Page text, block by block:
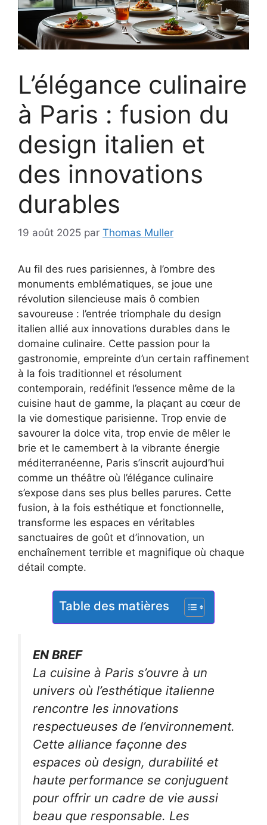
L’élégance culinaire
à Paris : fusion du
design italien et
des innovations
durables
19 août 2025 par Thomas Muller
Au fil des rues parisiennes, à l’ombre des
monuments emblématiques, se joue une
révolution silencieuse mais ô combien
savoureuse : l’entrée triomphale du design
italien allié aux innovations durables dans le
domaine culinaire. Cette passion pour la
gastronomie, empreinte d’un certain raffinement
à la fois traditionnel et résolument
contemporain, redéfinit l’essence même de la
cuisine haut de gamme, la plaçant au cœur de
la vie domestique parisienne. Trop envie de
savourer la dolce vita, trop envie de mêler le
brie et le camembert à la vibrante énergie
méditerranéenne, Paris s’inscrit aujourd’hui
comme un théâtre où l’élégance culinaire
s’expose dans ses plus belles parures. Cette
fusion, à la fois esthétique et fonctionnelle,
transforme les espaces en véritables
sanctuaires de goût et d’innovation, un
enchaînement terrible et magnifique où chaque
détail compte.
Table des matières
EN BREF
La cuisine à Paris s’ouvre à un
univers où l’esthétique italienne
rencontre les innovations
respectueuses de l’environnement.
Cette alliance façonne des
espaces où design, durabilité et
haute performance se conjuguent
pour offrir un cadre de vie aussi
beau que responsable. Les